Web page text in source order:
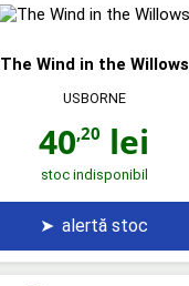
The Wind in the Willows
USBORNE
40,20 lei
stoc indisponibil
➤ alertă stoc